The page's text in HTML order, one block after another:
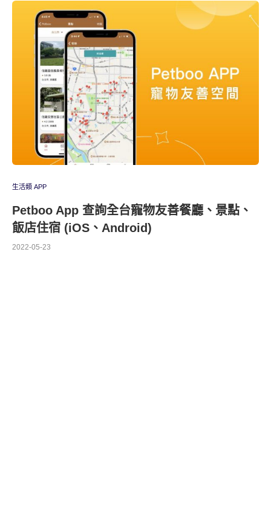
生活類 APP
Petboo App 查詢全台寵物友善餐廳、景點、
飯店住宿 (iOS、Android)
2022-05-23